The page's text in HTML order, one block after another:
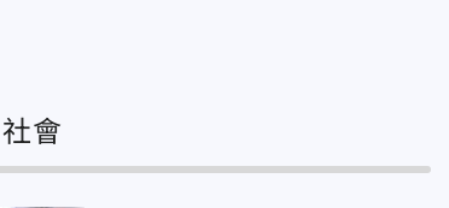
社會